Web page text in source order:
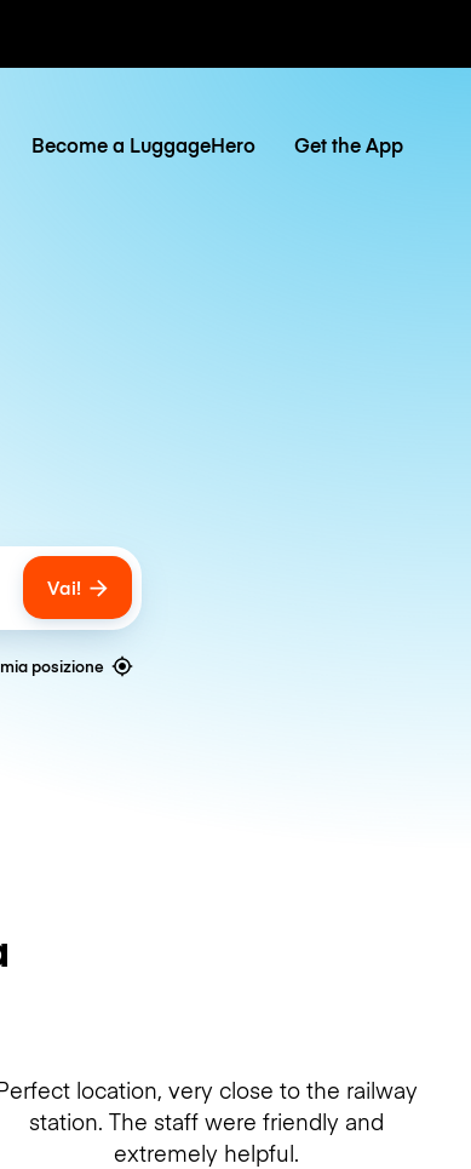
Become a LuggageHero Get the App
Vai!
posizione
location, very close to the railway
station. The staff were friendly and
extremely helpful.